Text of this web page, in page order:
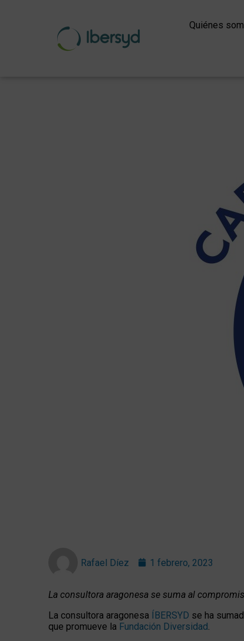
Quiénes
Rafael Díez 1 febrero, 2023
La consultora aragonesa se suma al
La consultora aragonesa ÍBERSYD se ha
que promueve la Fundación Diversidad.